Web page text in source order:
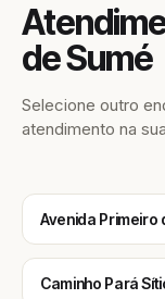
de Sumé
Selecione outro
atendimento na
Avenida Primeiro
Caminho Pará